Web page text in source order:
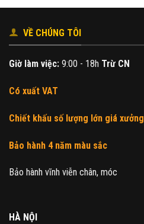
VỀ CHÚNG TÔI
Giờ làm việc: 9:00 - 18h Trừ CN
Có xuất VAT
Chiết khấu số lượng lớn giá xưởng
Bảo hành 4 năm màu sắc
Bảo hành vĩnh viễn chân, móc
HÀ NỘI